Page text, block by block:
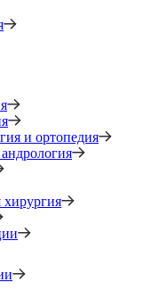
и ортопедия
хирургия